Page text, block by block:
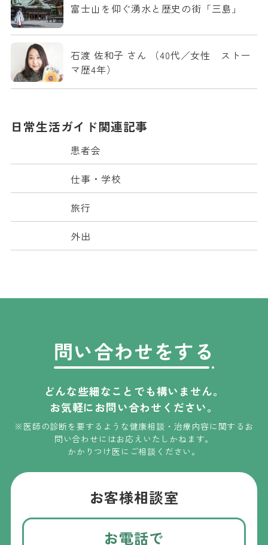
富士山を仰ぐ湧水と歴史の街「三島」
石渡 佐和子 さん （40代／女性 ストー
マ歴4年）
日常生活ガイド関連記事
患者会
仕事・学校
旅行
外出
問い合わせをする
どんな些細なことでも構いません。
お気軽にお問い合わせください。
※医師の診断を要するような健康相談・治療内容に関するお
問い合わせにはお応えいたしかねます。
かかりつけ医にご相談ください。
お客様相談室
お電話で